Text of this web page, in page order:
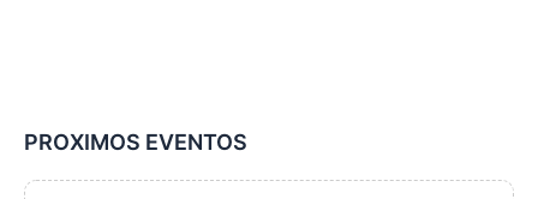
PROXIMOS EVENTOS